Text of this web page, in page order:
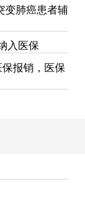
变肺癌患者辅
入医保
报销，医保